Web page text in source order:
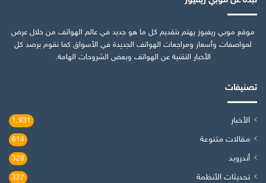
موقع موبي ريفيوز يهتم بتقديم كل ما هو جديد في عالم الهواتف من خلال عرض
لمواصفات وأسعار ومراجعات الهواتف الجديدة في الأسواق كما نقوم برصد كل
الأخبار التقنية عن الهواتف وبعض الشروحات الهامة.
تصنيفات
الأخبار 1٬931
مقالات متنوعة 614
أندرويد 328
تحديثات الأنظمة 327